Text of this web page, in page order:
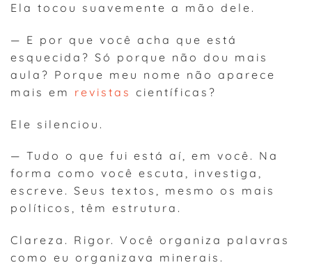
Ela tocou suavemente a mão dele.
— E por que você acha que está
esquecida? Só porque não dou mais
aula? Porque meu nome não aparece
mais em revistas científicas?
Ele silenciou.
— Tudo o que fui está aí, em você. Na
forma como você escuta, investiga,
escreve. Seus textos, mesmo os mais
políticos, têm estrutura.
Clareza. Rigor. Você organiza palavras
como eu organizava minerais.